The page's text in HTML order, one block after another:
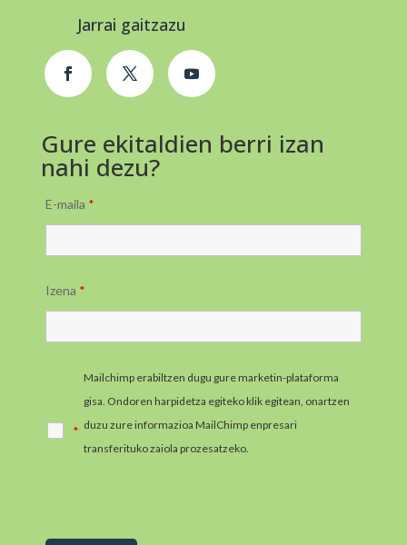
Jarrai gaitzazu
Gure ekitaldien berri izan
nahi dezu?
E-maila *
Izena *
*
Mailchimp erabiltzen dugu gure marketin-plataforma
gisa. Ondoren harpidetza egiteko klik egitean, onartzen
duzu zure informazioa MailChimp enpresari
transferituko zaiola prozesatzeko.